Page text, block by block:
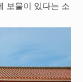
보물이 있다는 소